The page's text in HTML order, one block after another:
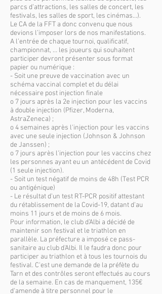
parcs d’attractions, les salles de concert, les
festivals, les salles de sport, les cinémas...).
Le CA de la FFT a donc convenu que nous
devions l’imposer lors de nos manifestations.
A l’entrée de chaque tournoi, qualificatif,
championnat, … les joueurs qui souhaitent
participer devront présenter sous format
papier ou numérique :
- Soit une preuve de vaccination avec un
schéma vaccinal complet et du délai
nécessaire post injection finale
o 7 jours après la 2e injection pour les vaccins
à double injection (Pfizer, Moderna,
AstraZeneca) ;
o 4 semaines après l'injection pour les vaccins
avec une seule injection (Johnson & Johnson
de Janssen) ;
o 7 jours après l'injection pour les vaccins chez
les personnes ayant eu un antécédent de Covid
(1 seule injection).
- Soit un test négatif de moins de 48h (Test PCR
ou antigénique)
- Le résultat d'un test RT-PCR positif attestant
du rétablissement de la Covid-19, datant d'au
moins 11 jours et de moins de 6 mois.
Pour information, le club d’Albi a décidé de
maintenir son festival et le triathlon en
parallèle. La préfecture a imposé ce pass-
sanitaire au club d'Albi. Il le faudra donc pour
participer au triathlon et à tous les tournois du
festival. C'est une demande de la préfète du
Tarn et des contrôles seront effectués au cours
de la semaine. En cas de manquement, 135€
d'amende à titre personnel pour le